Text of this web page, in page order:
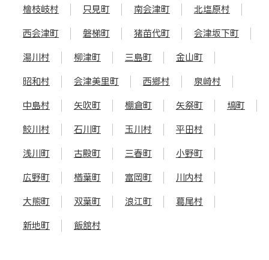
檜枝岐村 只見町 南会津町 北塩原村
西会津町 磐梯町 猪苗代町 会津坂下町
湯川村 柳津町 三島町 金山町
昭和村 会津美里町 西郷村 泉崎村
中島村 矢吹町 棚倉町 矢祭町 塙町
鮫川村 石川町 玉川村 平田村
浅川町 古殿町 三春町 小野町
広野町 楢葉町 富岡町 川内村
大熊町 双葉町 浪江町 葛尾村
新地町 飯舘村